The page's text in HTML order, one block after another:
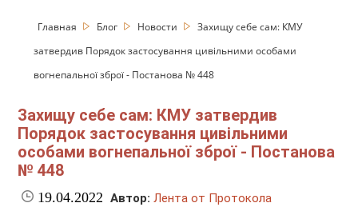
Главная Блог Новости
Захищу себе сам: КМУ
затвердив Порядок застосування цивільними особами
вогнепальної зброї - Постанова № 448
Захищу себе сам: КМУ затвердив
Порядок застосування цивільними
особами вогнепальної зброї - Постанова
№ 448
19.04.2022 Автор: Лента от Протокола